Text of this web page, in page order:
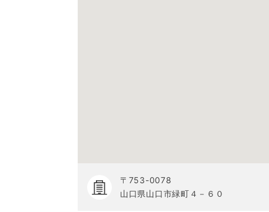
〒753-0078
山口県山口市緑町４－６０